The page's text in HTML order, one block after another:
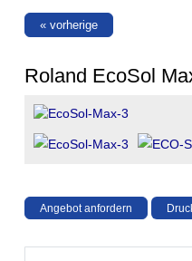
« vorherige
Roland EcoSol
Angebot anfordern